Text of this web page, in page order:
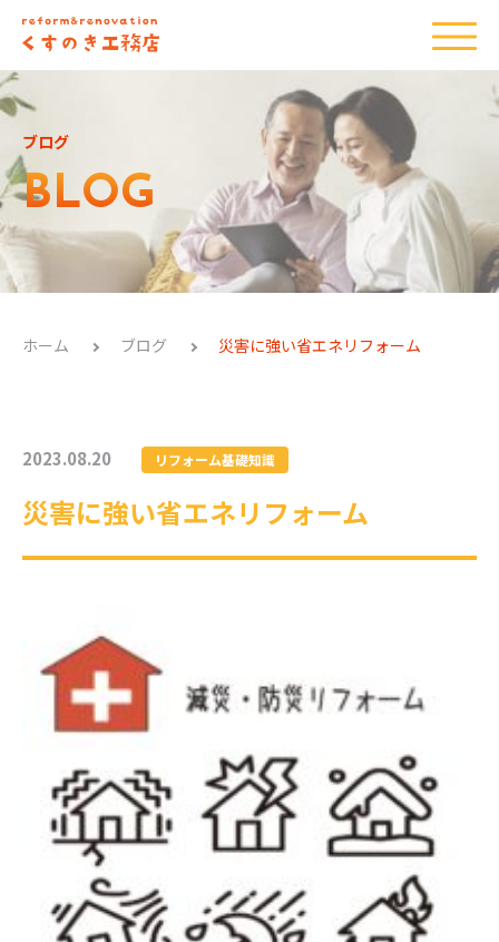
ブログ
BLOG
ホーム ブログ 災害に強い省エネリフォーム
2023.08.20 リフォーム基礎知識
災害に強い省エネリフォーム